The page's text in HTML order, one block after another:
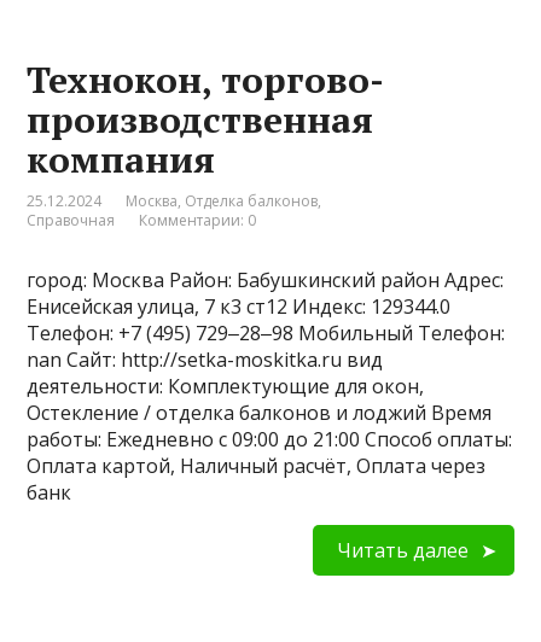
Технокон, торгово-
производственная
компания
25.12.2024 Москва, Отделка балконов,
Справочная
Комментарии: 0
город: Москва Район: Бабушкинский район Адрес:
Енисейская улица, 7 к3 ст12 Индекс: 129344.0
Телефон: +7 (495) 729‒28‒98 Мобильный Телефон:
nan Сайт: http://setka-moskitka.ru вид
деятельности: Комплектующие для окон,
Остекление / отделка балконов и лоджий Время
работы: Ежедневно с 09:00 до 21:00 Способ оплаты:
Оплата картой, Наличный расчёт, Оплата через
банк
Читать далее